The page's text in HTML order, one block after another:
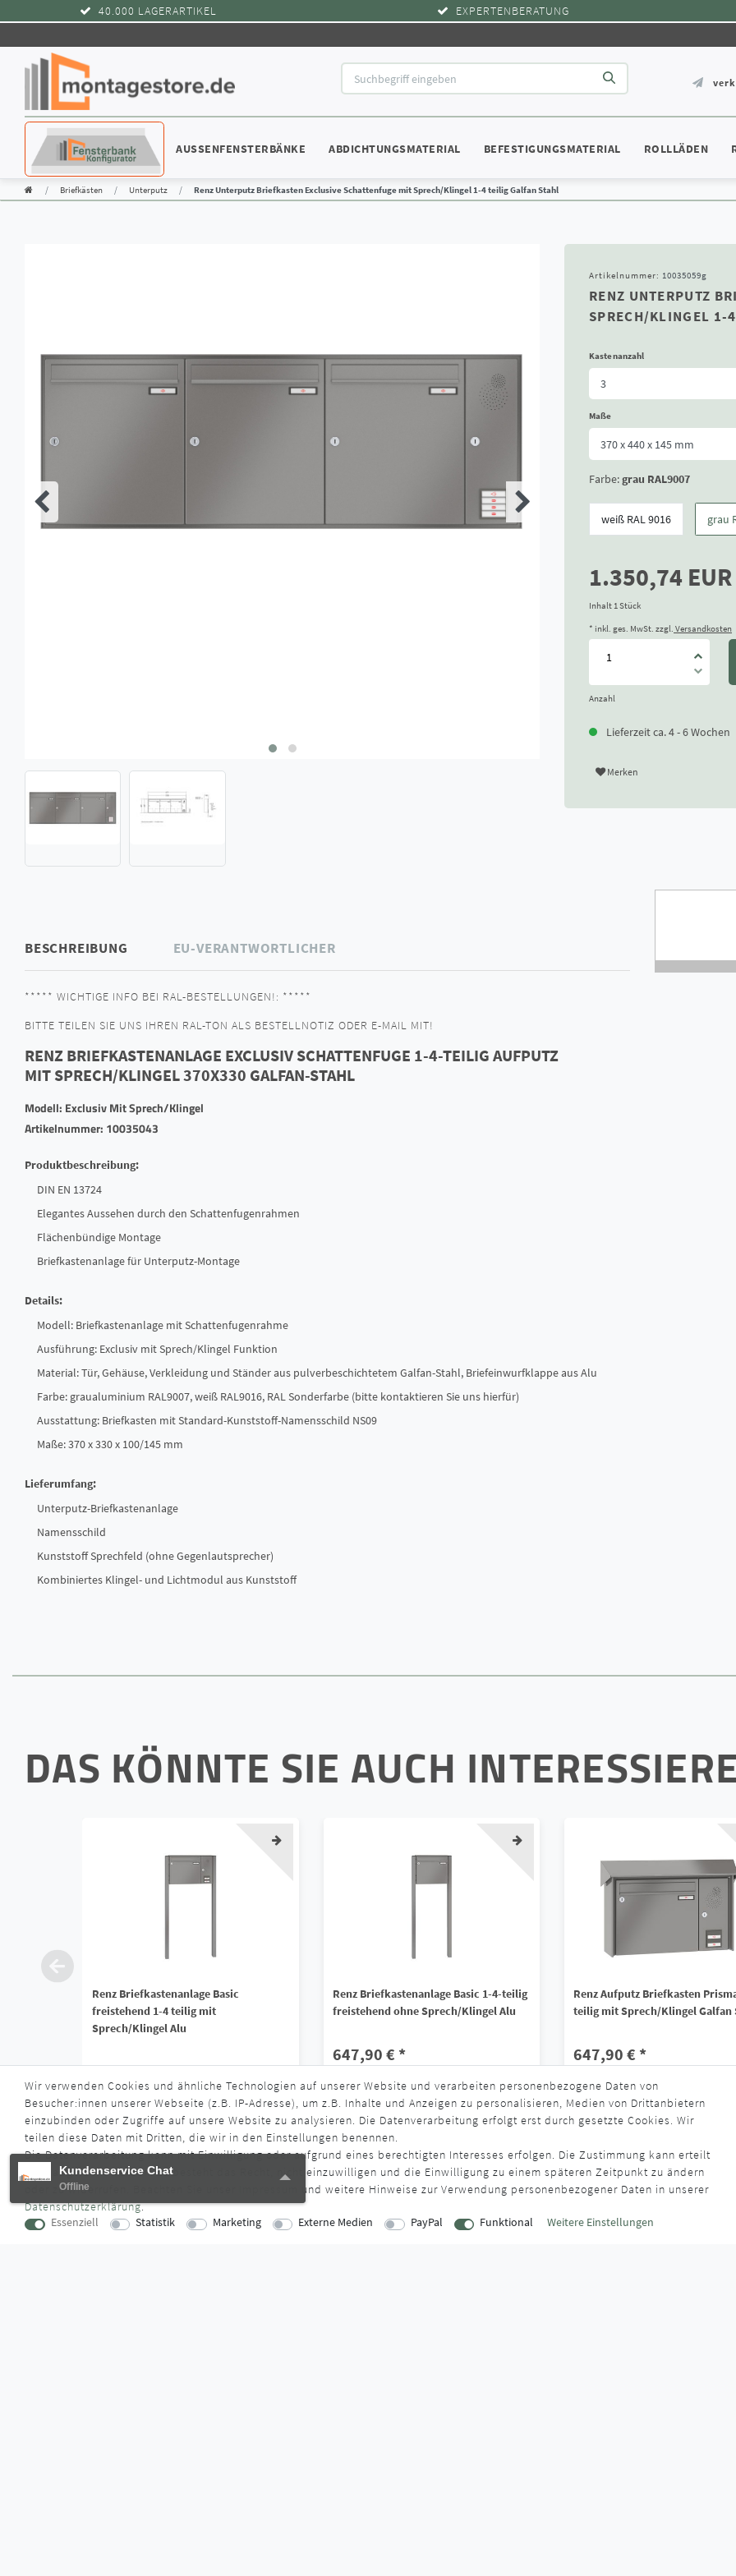
40.000 LAGERARTIKEL EXPERTENBERATUNG
KONFIGURATOR
AUSSENFENSTERBÄNKE
ABDICHTUNGSMATERIAL BEFESTIGUNGSMATERIAL ROLLLÄDEN
Briefkästen Unterputz Renz Unterputz Briefkasten Exclusive Schattenfuge mit Sprech/Klingel 1-4 teilig Galfan Stahl
Artikelnummer: 10035059g
RENZ UNTERPUTZ
SPRECH/KLINGEL 1-
Kastenanzahl
Maße
Farbe:grau RAL9007
weiß RAL 9016 grau
1.350,74 EUR
Inhalt 1 Stück
* inkl. ges. MwSt. zzgl. Versandkosten
Anzahl
Lieferzeit ca. 4 - 6 Wochen
Merken
BESCHREIBUNG EU-VERANTWORTLICHER
***** WICHTIGE INFO BEI RAL-BESTELLUNGEN!: *****
BITTE TEILEN SIE UNS IHREN RAL-TON ALS BESTELLNOTIZ ODER E-MAIL MIT!
RENZ BRIEFKASTENANLAGE EXCLUSIV SCHATTENFUGE 1-4-TEILIG AUFPUTZ
MIT SPRECH/KLINGEL 370X330 GALFAN-STAHL
Modell: Exclusiv Mit Sprech/Klingel
Artikelnummer: 10035043
Produktbeschreibung:
DIN EN 13724
Elegantes Aussehen durch den Schattenfugenrahmen
Flächenbündige Montage
Briefkastenanlage für Unterputz-Montage
Details:
Modell: Briefkastenanlage mit Schattenfugenrahme
Ausführung: Exclusiv mit Sprech/Klingel Funktion
Material: Tür, Gehäuse, Verkleidung und Ständer aus pulverbeschichtetem Galfan-Stahl, Briefeinwurfklappe aus Alu
Farbe: graualuminium RAL9007, weiß RAL9016, RAL Sonderfarbe (bitte kontaktieren Sie uns hierfür)
Ausstattung: Briefkasten mit Standard-Kunststoff-Namensschild NS09
Maße: 370 x 330 x 100/145 mm
Lieferumfang:
Unterputz-Briefkastenanlage
Namensschild
Kunststoff Sprechfeld (ohne Gegenlautsprecher)
Kombiniertes Klingel- und Lichtmodul aus Kunststoff
DAS KÖNNTE SIE AUCH
Renz Briefkastenanlage Basic
freistehend 1-4 teilig mit
Sprech/Klingel Alu
849,90 € *
*inkl. ges. MwSt.zzgl.Versandkosten
Lieferzeit ca. 4 - 6 Wochen
Renz Briefkastenanlage Basic 1-4-teilig
freistehend ohne Sprech/Klingel Alu
647,90 € *
*inkl. ges. MwSt.zzgl.Versandkosten
Lieferzeit ca. 4 - 6 Wochen
Renz Aufputz Briefkasten
teilig mit Sprech/Klingel Galfan
647,90 € *
*inkl. ges. MwSt. zzgl.
Lieferzeit ca. 4 - 6 Wochen
Wir verwenden Cookies und ähnliche Technologien auf unserer Website und verarbeiten personenbezogene Daten von
Besucher:innen unserer Webseite (z.B. IP-Adresse), um z.B. Inhalte und Anzeigen zu personalisieren, Medien von Drittanbietern
einzubinden oder Zugriffe auf unsere Website zu analysieren. Die Datenverarbeitung erfolgt erst durch gesetzte Cookies. Wir
teilen diese Daten mit Dritten, die wir in den Einstellungen benennen.
Die Datenverarbeitung kann mit Einwilligung oder aufgrund eines berechtigten Interesses erfolgen. Die Zustimmung kann erteilt
oder abgelehnt werden. Es besteht das Recht, nicht einzuwilligen und die Einwilligung zu einem späteren Zeitpunkt zu ändern
oder zu widerrufen. Beachten Sie unser
und weitere Hinweise zur Verwendung personenbezogener Daten in unserer
Daten­schutz­erklärung.
Essenziell
Statistik Marketing Externe Medien PayPal Funktional Weitere Einstellungen
Kundenservice Chat
Offline
Kundenservice Chat
Offline